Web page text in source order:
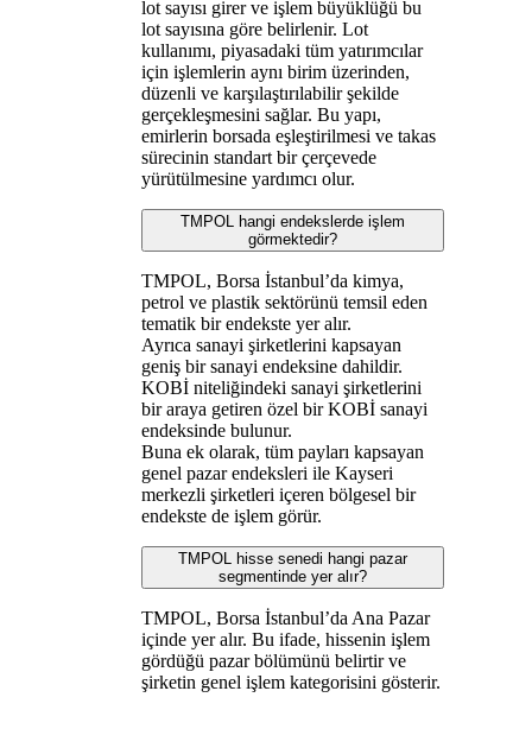
lot sayısı girer ve işlem büyüklüğü bu
lot sayısına göre belirlenir. Lot
kullanımı, piyasadaki tüm yatırımcılar
için işlemlerin aynı birim üzerinden,
düzenli ve karşılaştırılabilir şekilde
gerçekleşmesini sağlar. Bu yapı,
emirlerin borsada eşleştirilmesi ve takas
sürecinin standart bir çerçevede
yürütülmesine yardımcı olur.
TMPOL hangi endekslerde işlem
görmektedir?
TMPOL, Borsa İstanbul’da kimya,
petrol ve plastik sektörünü temsil eden
tematik bir endekste yer alır.
Ayrıca sanayi şirketlerini kapsayan
geniş bir sanayi endeksine dahildir.
KOBİ niteliğindeki sanayi şirketlerini
bir araya getiren özel bir KOBİ sanayi
endeksinde bulunur.
Buna ek olarak, tüm payları kapsayan
genel pazar endeksleri ile Kayseri
merkezli şirketleri içeren bölgesel bir
endekste de işlem görür.
TMPOL hisse senedi hangi pazar
segmentinde yer alır?
TMPOL, Borsa İstanbul’da Ana Pazar
içinde yer alır. Bu ifade, hissenin işlem
gördüğü pazar bölümünü belirtir ve
şirketin genel işlem kategorisini gösterir.